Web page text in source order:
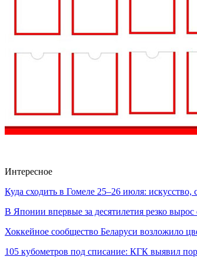
Интересное
Куда сходить в Гомеле 25–26 июля:
В Японии впервые за десятилетия резко
Хоккейное сообщество Беларуси возложило
105 кубометров под списание: КГК выявил